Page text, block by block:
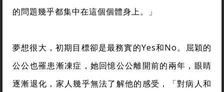
的問題幾乎都集中在這個個體身上。」
夢想很大，初期目標卻是最務實的Yes和No。屈穎的
公公也罹患漸凍症，她回憶公公離開前的兩年，眼睛
逐漸退化，家人幾乎無法了解他的感受，「對病人和